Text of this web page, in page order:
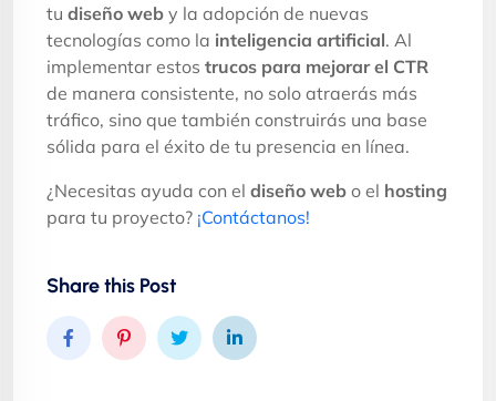
tu diseño web y la adopción de nuevas
tecnologías como la inteligencia artificial. Al
implementar estos trucos para mejorar el CTR
de manera consistente, no solo atraerás más
tráfico, sino que también construirás una base
sólida para el éxito de tu presencia en línea.
¿Necesitas ayuda con el diseño web o el hosting
para tu proyecto? ¡Contáctanos!
Share this Post